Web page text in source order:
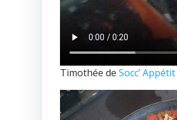
Timothée de Socc’ Appétit